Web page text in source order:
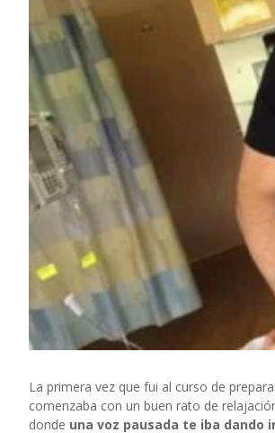
La primera vez que fui al curso de
comenzaba con un buen rato de
donde una voz pausada te iba